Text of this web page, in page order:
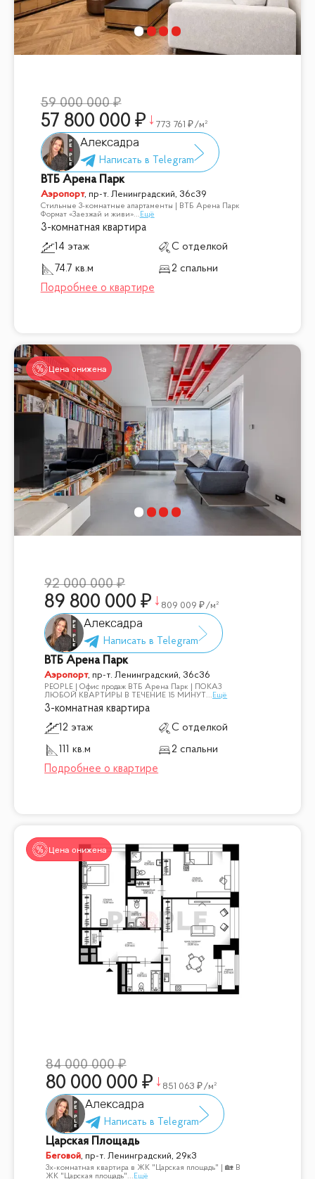
59 000 000
57 800 000 773 761 /м²
Алексадра
ВТБ Арена Парк
Аэропорт, пр-т. Ленинградский, 36с39
Стильные 3-комнатные апартаменты | ВТБ Арена Парк
Формат «Заезжай и живи»... Ещё
3-комнатная квартира
14 этаж
С отделкой
74.7 кв.м
2 спальни
Цена снижена
92 000 000
89 800 000 809 009 /м²
Алексадра
ВТБ Арена Парк
Аэропорт,пр-т. Ленинградский, 36с36
PEOPLE | Офис продаж ВТБ Арена Парк | ПОКАЗ
ЛЮБОЙ КВАРТИРЫ В ТЕЧЕНИЕ 15 МИНУТ... Ещё
3-комнатная квартира
12 этаж
С отделкой
111 кв.м
2 спальни
Цена снижена
84 000 000
80 000 000 851 063 /м²
Алексадра
Царская Площадь
Беговой, пр-т. Ленинградский, 29к3
3х-комнатная квартира в ЖК "Царская площадь" | 🏡 В
ЖК "Царская площадь"... Ещё